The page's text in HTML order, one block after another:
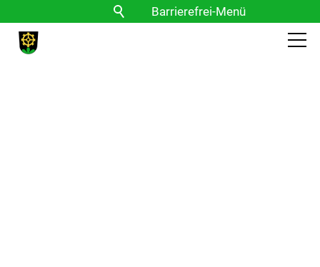
Barrierefrei-Menü
Powered by Weblication® CMS